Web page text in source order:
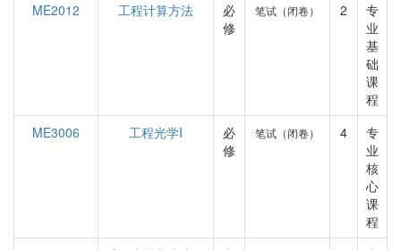
ME2012
工程计算方法
必
修
笔试（闭卷） 2
专
业
基
础
课
程
ME3006
工程光学I
必
修
笔试（闭卷） 4
专
业
核
心
课
程